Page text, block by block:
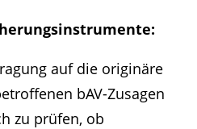
auf die originäre
bAV-Zusagen
zu prüfen, ob